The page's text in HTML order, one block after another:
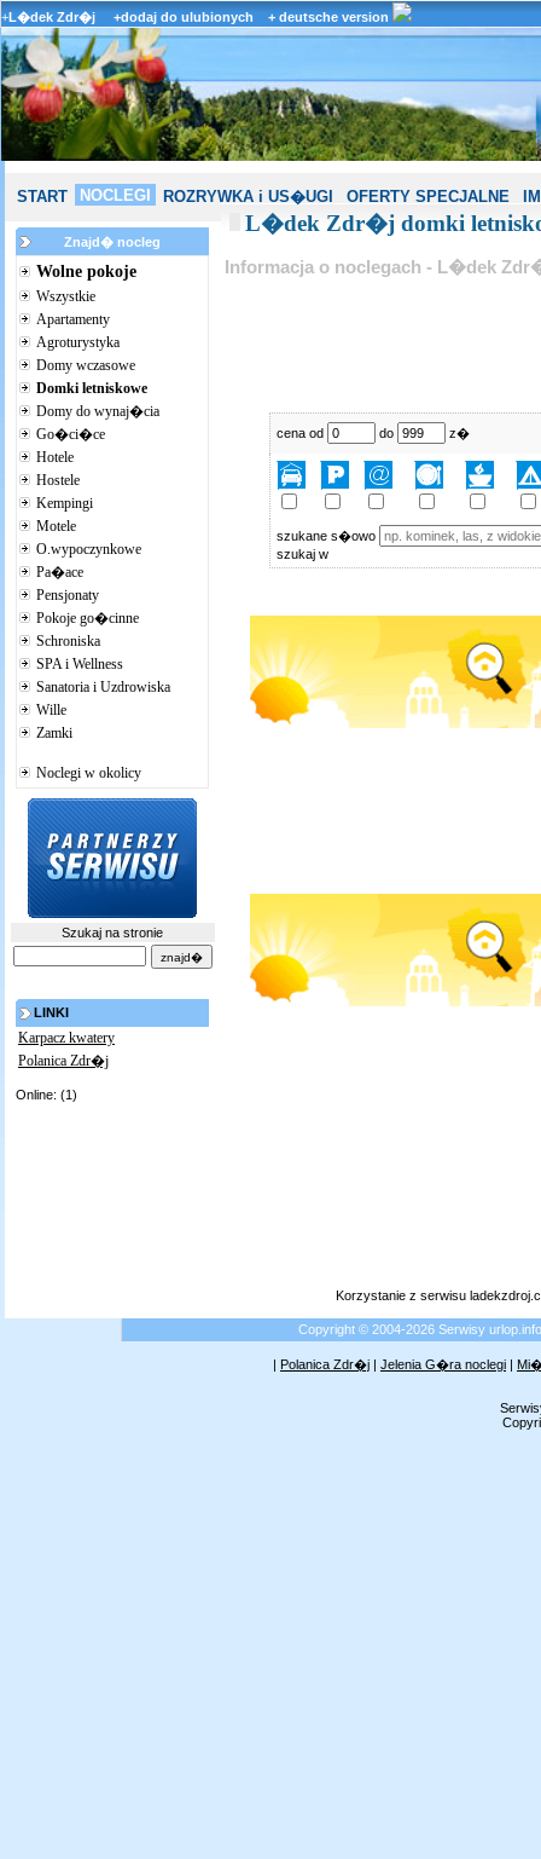
+L�dek Zdr�j +dodaj do ulubionych + deutsche version
START NOCLEGI ROZRYWKA i US�UGI OFERTY SPECJALNE
Znajd� nocleg
Wolne pokoje
Wszystkie
Apartamenty
Agroturystyka
Domy wczasowe
Domki letniskowe
Domy do wynaj�cia
Go�ci�ce
Hotele
Hostele
Kempingi
Motele
O.wypoczynkowe
Pa�ace
Pensjonaty
Pokoje go�cinne
Schroniska
SPA i Wellness
Sanatoria i Uzdrowiska
Wille
Zamki
Noclegi w okolicy
Szukaj na stronie
LINKI
Karpacz kwatery
Polanica Zdr�j
Online: (1)
L�dek Zdr�j domki
Informacja o noclegach - L�dek
cena od do z�
szukane s�owo
szukaj w
Korzystanie z serwisu
Copyright © 2004-2026 Serwisy
| Polanica Zdr�j | Jelenia G�ra noclegi |